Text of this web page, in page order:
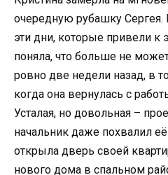
очередную рубашку Сергея.
эти дни, которые привели к
поняла, что больше не
ровно две недели назад, в
когда она вернулась с
Усталая, но довольная –
начальник даже похвалил
открыла дверь своей
нового дома в спальном